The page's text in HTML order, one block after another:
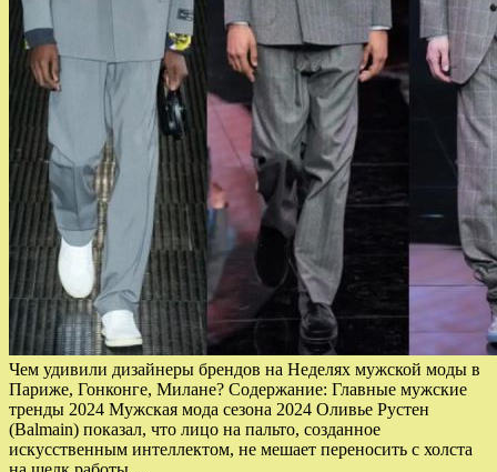
Чем удивили дизайнеры брендов на Неделях мужской моды в
Париже, Гонконге, Милане? Содержание: Главные мужские
тренды 2024 Мужская мода сезона 2024 Оливье Рустен
(Balmain) показал, что лицо на пальто, созданное
искусственным интеллектом, не мешает переносить с холста